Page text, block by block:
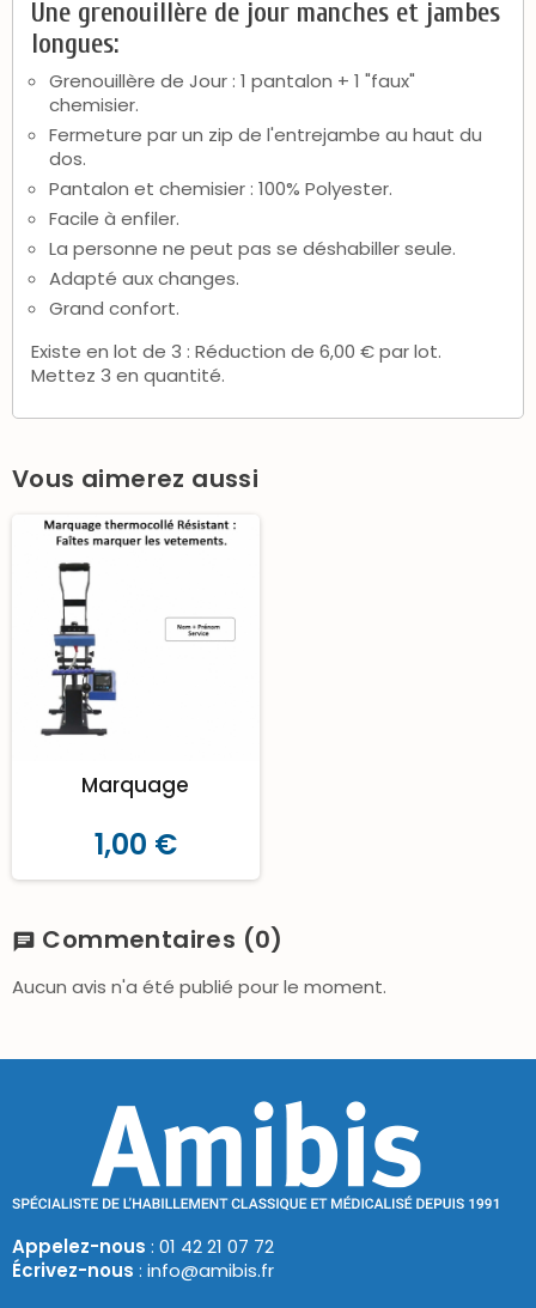
Une grenouillère de jour manches et jambes
longues:
Grenouillère de Jour : 1 pantalon + 1 "faux"
chemisier.
Fermeture par un zip de l'entrejambe au haut du
dos.
Pantalon et chemisier : 100% Polyester.
Facile à enfiler.
La personne ne peut pas se déshabiller seule.
Adapté aux changes.
Grand confort.
Existe en lot de 3 : Réduction de 6,00 € par lot.
Mettez 3 en quantité.
Vous aimerez aussi
Marquage
1,00 €
chat Commentaires (0)
Aucun avis n'a été publié pour le moment.
Appelez-nous : 01 42 21 07 72
Écrivez-nous : info@amibis.fr